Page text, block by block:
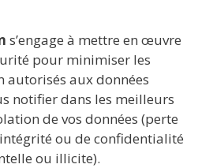
s’engage à mettre en œuvre
pour minimiser les
autorisés aux données
notifier dans les meilleurs
de vos données (perte
ou de confidentialité
ou illicite).